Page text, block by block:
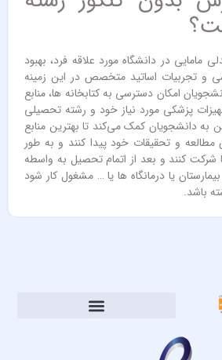
مامایی در دانشگاه مورد علاقه فرد، بهبود
و تجربیات اساتید متخصص در این زمینه
امکان دسترسی به کتابخانه‌ ها، منابع
پزشکی مورد نیاز خود و رشته تحصیلی
به دانشجویان کمک می‌کند تا بهترین منابع
مطالعه و تحقیقات خود پیدا کنند و به طور
شرکت کنند و بعد از اتمام تحصیل به واسطه
یا درمانگاه ها یا … مشغول کار شود
باشد.